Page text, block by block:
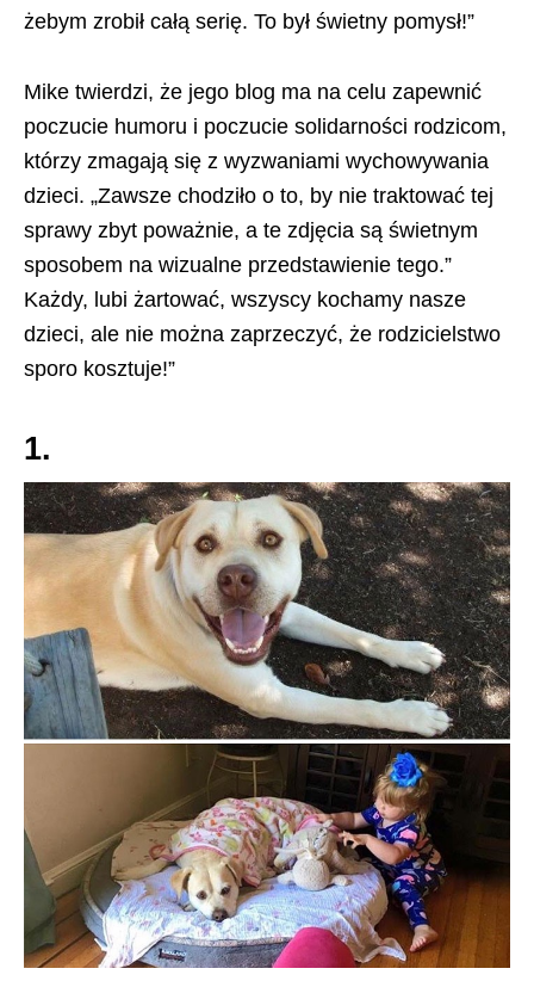
żebym zrobił całą serię. To był świetny pomysł!”
Mike twierdzi, że jego blog ma na celu zapewnić
poczucie humoru i poczucie solidarności rodzicom,
którzy zmagają się z wyzwaniami wychowywania
dzieci. „Zawsze chodziło o to, by nie traktować tej
sprawy zbyt poważnie, a te zdjęcia są świetnym
sposobem na wizualne przedstawienie tego.”
Każdy, lubi żartować, wszyscy kochamy nasze
dzieci, ale nie można zaprzeczyć, że rodzicielstwo
sporo kosztuje!”
1.